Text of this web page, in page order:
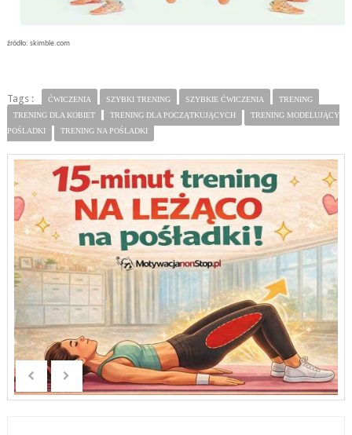
źródło: skimble.com
Tags : ĆWICZENIA SZYBKI TRENING SZYBKIE ĆWICZENIA
TRENING
TRENING DLA KOBIET
TRENING DLA POCZĄTKUJĄCYCH
TRENING MODELUJĄCY
POŚLADKI
TRENING NA POŚLADKI